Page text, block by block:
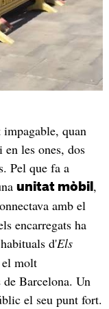
quan
les ones, dos
Pel que fa a
unitat mòbil ,
amb el
encarregats ha
d'Els
el molt
Barcelona. Un
el seu punt fort.